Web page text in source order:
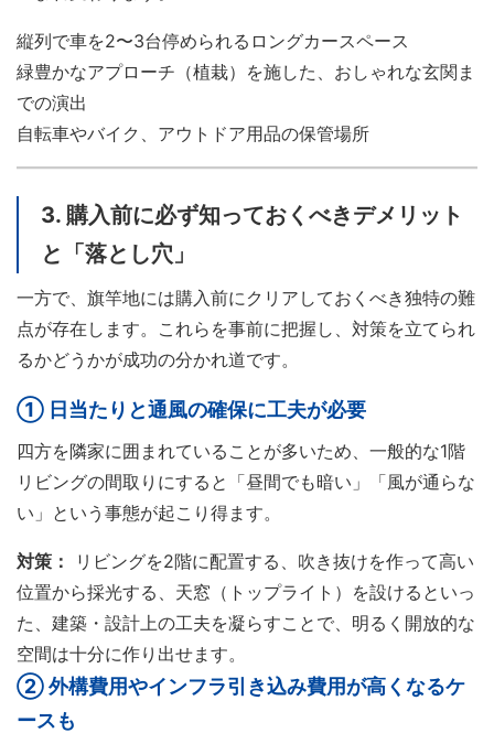
縦列で車を2〜3台停められるロングカースペース
緑豊かなアプローチ（植栽）を施した、おしゃれな玄関ま
での演出
自転車やバイク、アウトドア用品の保管場所
3. 購入前に必ず知っておくべきデメリット
と「落とし穴」
一方で、旗竿地には購入前にクリアしておくべき独特の難
点が存在します。これらを事前に把握し、対策を立てられ
るかどうかが成功の分かれ道です。
① 日当たりと通風の確保に工夫が必要
四方を隣家に囲まれていることが多いため、一般的な1階
リビングの間取りにすると「昼間でも暗い」「風が通らな
い」という事態が起こり得ます。
対策：
リビングを2階に配置する、吹き抜けを作って高い
位置から採光する、天窓（トップライト）を設けるといっ
た、建築・設計上の工夫を凝らすことで、明るく開放的な
空間は十分に作り出せます。
② 外構費用やインフラ引き込み費用が高くなるケ
ースも